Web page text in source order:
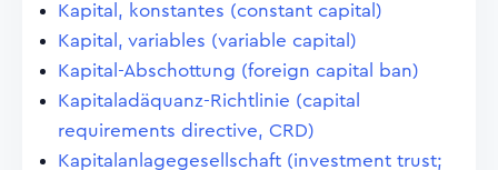
Kapital, konstantes (constant capital)
Kapital, variables (variable capital)
Kapital-Abschottung (foreign capital ban)
Kapitaladäquanz-Richtlinie (capital
requirements directive, CRD)
Kapitalanlagegesellschaft (investment trust;